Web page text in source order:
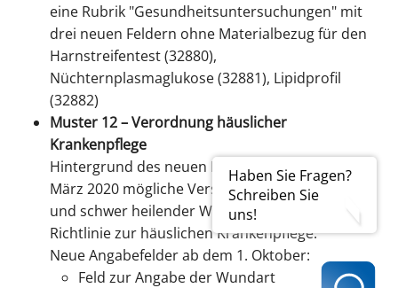
Haben Sie Fragen?
Schreiben Sie
uns!
eine Rubrik "Gesundheitsuntersuchungen" mit
drei neuen Feldern ohne Materialbezug für den
Harnstreifentest (32880),
Nüchternplasmaglukose (32881), Lipidprofil
(32882)
Muster 12– Verordnung häuslicher
Krankenpflege
Hintergrund des neuen Formulars ist die seit
März 2020 mögliche Versorgung chronischer
und schwer heilender Wunden im Rahmen der
Richtlinie zur häuslichen Krankenpflege.
Neue Angabefelder ab dem 1. Oktober:
Feld zur Angabe der Wundart